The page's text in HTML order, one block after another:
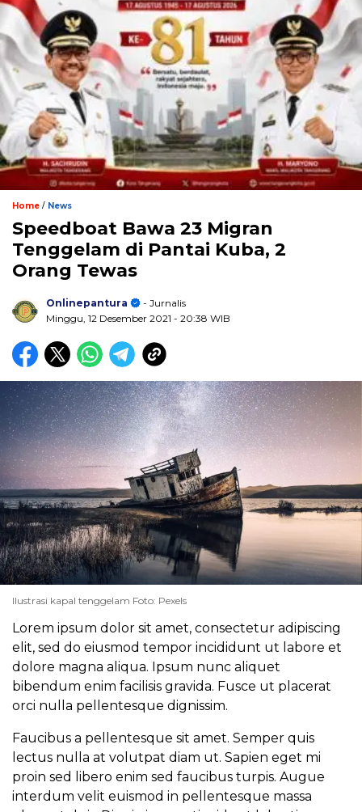
Home / News
Speedboat Bawa 23 Migran
Tenggelam di Pantai Kuba, 2
Orang Tewas
Onlinepantura
- Jurnalis
Minggu, 12 Desember 2021 - 20:38 WIB
Ilustrasi kapal tenggelam Foto: Pexels
Lorem ipsum dolor sit amet, consectetur adipiscing
elit, sed do eiusmod tempor incididunt ut labore et
dolore magna aliqua. Ipsum nunc aliquet
bibendum enim facilisis gravida. Fusce ut placerat
orci nulla pellentesque dignissim.
Faucibus a pellentesque sit amet. Semper quis
lectus nulla at volutpat diam ut. Sapien eget mi
proin sed libero enim sed faucibus turpis. Augue
interdum velit euismod in pellentesque massa